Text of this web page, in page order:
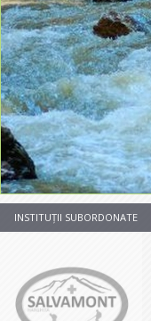
INSTITUȚII SUBORDONATE